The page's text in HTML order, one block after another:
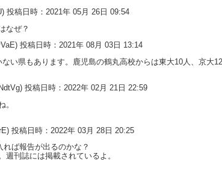
投稿日時：2021年 05月 26日 09:54
なぜ？
投稿日時：2021年 08月 03日 13:14
い県もあります。鹿児島の鶴丸高校からは東大10人、京大
投稿日時：2022年 02月 21日 22:59
。
投稿日時：2022年 03月 28日 20:25
ば報告が出るのかな？
刊誌には掲載されているよ。